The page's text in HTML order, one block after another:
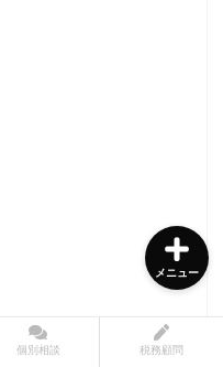
個別相談 税務顧問
メニュー